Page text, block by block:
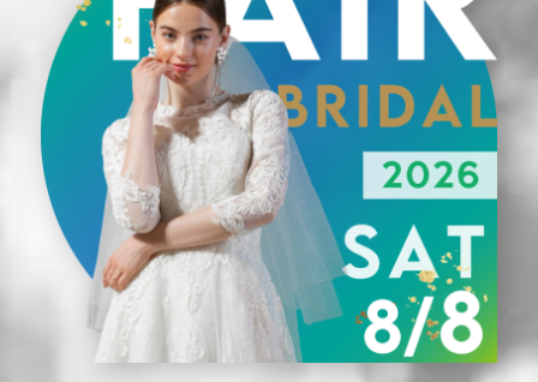
館内紹介
ドレス
挙式レポート
ゲストの皆様へ
新着情報